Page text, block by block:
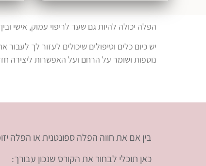
הפלה יכולה להיות גם שער לריפוי עמוק, אישי
יש כיום כלים וטיפולים שיכולים לעזור לך
נוספות ושומר על הרחם ועל האפשרות ליצירה
בין אם את חווה הפלה ספונטנית או הפלה
כאן תוכלי לבחור את הקורס שנכון עבורך: